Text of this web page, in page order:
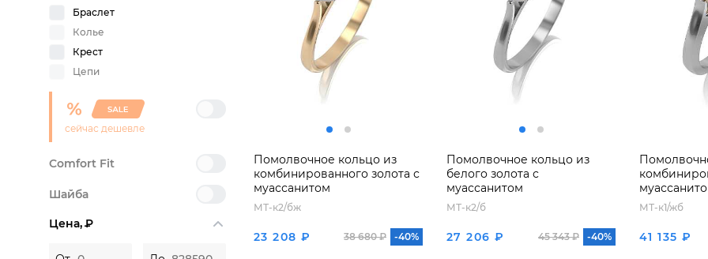
Браслет
Колье
Крест
Цепи
сейчас дешевле
Comfort Fit
Шайба
Цена,P
Помолвочное кольцо из
комбинированного золота с
муассанитом
МТ-к2/бж
23 208 ₽ 38 680 ₽ -40%
Помолвочное кольцо из
белого золота с
муассанитом
МТ-к2/б
27 206 ₽ 45 343 ₽ -40%
МТ-к1/жб
41 135 ₽